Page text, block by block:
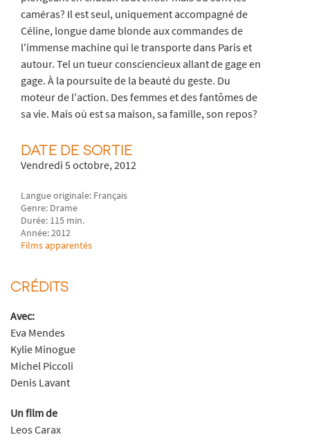
caméras? Il est seul, uniquement accompagné de
Céline, longue dame blonde aux commandes de
l'immense machine qui le transporte dans Paris et
autour. Tel un tueur consciencieux allant de gage en
gage. À la poursuite de la beauté du geste. Du
moteur de l'action. Des femmes et des fantômes de
sa vie. Mais où est sa maison, sa famille, son repos?
DATE DE SORTIE
Vendredi 5 octobre, 2012
Langue originale: Français
Genre: Drame
Durée: 115 min.
Année: 2012
Films apparentés
CRÉDITS
Avec:
Eva Mendes
Kylie Minogue
Michel Piccoli
Denis Lavant
Un film de
Leos Carax